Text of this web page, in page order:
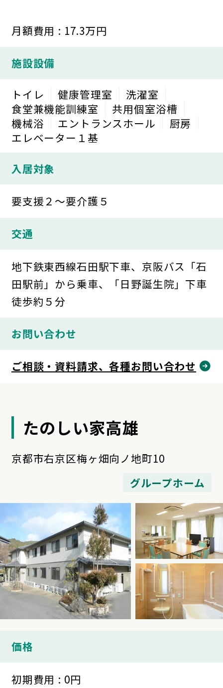
月額費用 : 17.3万円
施設設備
トイレ 健康管理室
洗濯室
食堂兼機能訓練室
共用個室浴槽
機械浴
エントランスホール
厨房
エレベーター１基
入居対象
要支援２～要介護５
交通
地下鉄東西線石田駅下車、京阪バス「石
田駅前」から乗車、「日野誕生院」下車
徒歩約５分
お問い合わせ
ご相談・資料請求、各種お問い合わせ
たのしい家高雄
京都市右京区梅ヶ畑向ノ地町10
グループホーム
価格
初期費用 : 0円